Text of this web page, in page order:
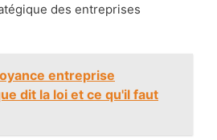
des entreprises
entreprise
dit la loi et ce qu'il faut